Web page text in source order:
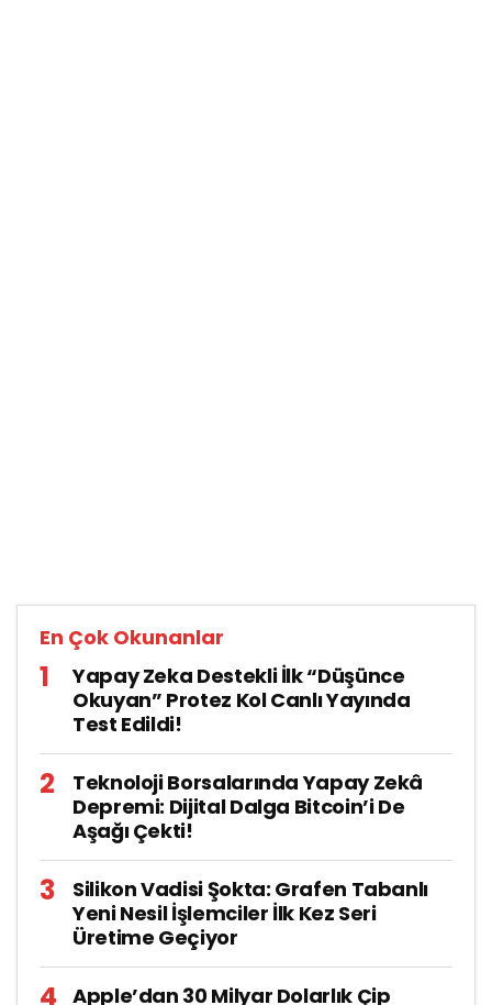
En Çok Okunanlar
Yapay Zeka Destekli İlk “Düşünce
Okuyan” Protez Kol Canlı Yayında
Test Edildi!
Teknoloji Borsalarında Yapay Zekâ
Depremi: Dijital Dalga Bitcoin’i De
Aşağı Çekti!
Silikon Vadisi Şokta: Grafen Tabanlı
Yeni Nesil İşlemciler İlk Kez Seri
Üretime Geçiyor
Apple’dan 30 Milyar Dolarlık Çip